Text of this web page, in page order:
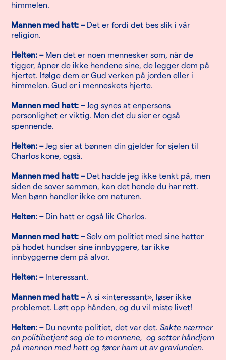
himmelen.
Mannen med hatt: – Det er fordi det bes slik i vår
religion.
Helten: – Men det er noen mennesker som, når de
tigger, åpner de ikke hendene sine, de legger dem på
hjertet. Ifølge dem er Gud verken på jorden eller i
himmelen. Gud er i menneskets hjerte.
Mannen med hatt: –Jeg synes at enpersons
personlighet er viktig. Men det du sier er også
spennende.
Helten: –Jeg sier at bønnen din gjelder for sjelen til
Charlos kone, også.
Mannen med hatt: – Det hadde jeg ikke tenkt på, men
siden de sover sammen, kan det hende du har rett.
Men bønn handler ikke om naturen.
Helten: – Din hatt er også lik Charlos.
Mannen med hatt: –Selv om politiet med sine hatter
på hodet hundser sine innbyggere, tar ikke
innbyggerne dem på alvor.
Helten: – Interessant.
Mannen med hatt: –Å si «interessant», løser ikke
problemet. Løft opp hånden, og du vil miste livet!
Helten: – Du nevnte politiet, det var det.Sakte nærmer
en politibetjent seg de to mennene, og setter håndjern
på mannen med hatt og fører ham ut av gravlunden.